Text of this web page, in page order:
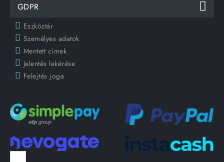
GDPR
Eszköztár
Személyes adatok
Mentett címek
Jelentés lekérése
Felejtés joga